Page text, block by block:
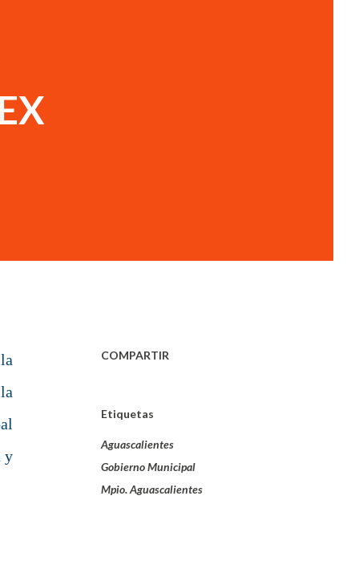
y
COMPARTIR
Etiquetas
Aguascalientes
Gobierno Municipal
Mpio. Aguascalientes